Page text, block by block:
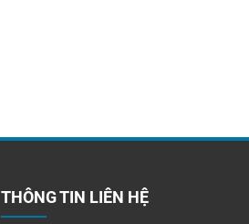
THÔNG TIN LIÊN HỆ